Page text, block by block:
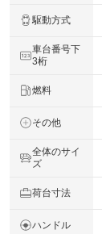
駆動方式
車台番号下
3桁
燃料
その他
全体のサイ
ズ
荷台寸法
ハンドル